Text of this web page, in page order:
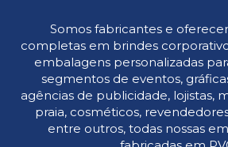
Somos fabricantes e
completas em brindes
embalagens personalizadas
segmentos de eventos,
agências de publicidade, lojistas,
praia, cosméticos,
entre outros, todas nossas